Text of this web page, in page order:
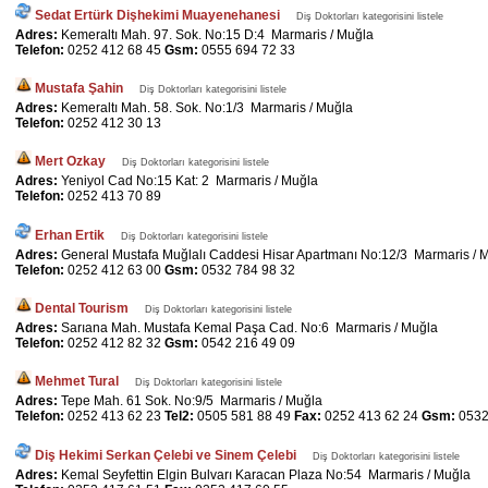
Sedat Ertürk Dişhekimi Muayenehanesi Diş Doktorları kategorisini listele
Adres: Kemeraltı Mah. 97. Sok. No:15 D:4 Marmaris / Muğla
Telefon: 0252 412 68 45 Gsm: 0555 694 72 33
Mustafa Şahin Diş Doktorları kategorisini listele
Adres: Kemeraltı Mah. 58. Sok. No:1/3 Marmaris / Muğla
Telefon: 0252 412 30 13
Mert Ozkay Diş Doktorları kategorisini listele
Adres: Yeniyol Cad No:15 Kat: 2 Marmaris / Muğla
Telefon: 0252 413 70 89
Erhan Ertik Diş Doktorları kategorisini listele
Adres: General Mustafa Muğlalı Caddesi Hisar Apartmanı No:12/3 Marmaris /
Telefon: 0252 412 63 00 Gsm: 0532 784 98 32
Dental Tourism Diş Doktorları kategorisini listele
Adres: Sarıana Mah. Mustafa Kemal Paşa Cad. No:6 Marmaris / Muğla
Telefon: 0252 412 82 32 Gsm: 0542 216 49 09
Mehmet Tural Diş Doktorları kategorisini listele
Adres: Tepe Mah. 61 Sok. No:9/5 Marmaris / Muğla
Telefon: 0252 413 62 23 Tel2: 0505 581 88 49 Fax: 0252 413 62 24 Gsm:
Diş Hekimi Serkan Çelebi ve Sinem Çelebi Diş Doktorları kategorisini listele
Adres: Kemal Seyfettin Elgin Bulvarı Karacan Plaza No:54 Marmaris / Muğla